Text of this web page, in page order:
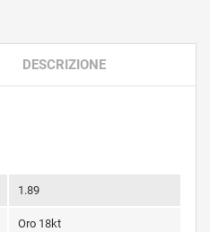
DESCRIZIONE
1.89
Oro 18kt